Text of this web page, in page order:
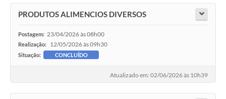
PRODUTOS ALIMENCIOS DIVERSOS
Postagem: 23/04/2026 às 08h00
Realização: 12/05/2026 às 09h30
Situação: CONCLUÍDO
Atualizado em: 02/06/2026 às 10h39